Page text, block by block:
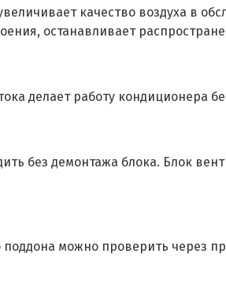
качество воздуха в
останавливает
делает работу кондиционера
без демонтажа блока. Блок
можно проверить через